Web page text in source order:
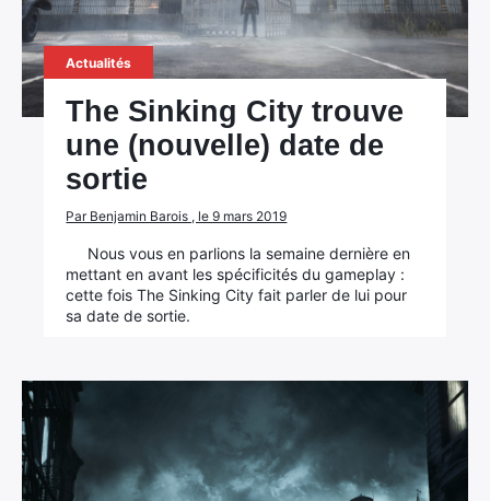
Actualités
The Sinking City trouve
une (nouvelle) date de
sortie
Par Benjamin Barois , le 9 mars 2019
Nous vous en parlions la semaine dernière en
mettant en avant les spécificités du gameplay :
cette fois The Sinking City fait parler de lui pour
sa date de sortie.